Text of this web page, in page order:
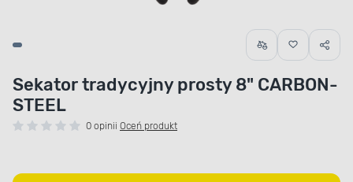
Sekator tradycyjny prosty 8" CARBON-
STEEL
0 opinii Oceń produkt